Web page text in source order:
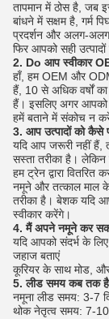
तापमान में ठोस है, जब
बांधने में सक्षम है, गर्म
प्रदर्शन और अलग-
फिर आपको सही
2. Do आप स्वीकार
हाँ, हम OEM और ODM
हैं, 10 से अधिक वर्षों
हैं। इसलिए अगर आपको
हमें बताने में संकोच न
3. आप उत्पादों को कैसे
यदि आप जरूरी नहीं हैं,
सस्ता तरीका है। लेकिन
हम ट्रेन द्वारा
नमूने और तत्काल माल
तरीका है। बेशक यदि
स्वीकार करेंगे।
4. मैं अपने नमूने कर
यदि आपको संदर्भ के
जहाज बताएं
कूरियर के साथ मोड,
5. लीड समय कब तक
नमूना लीड समय: 3-7
थोक नेतृत्व समय: 7-10